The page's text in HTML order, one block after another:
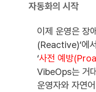
자동화의 시작
이제 운영은 장
(Reactive)’에
‘사전 예방
VibeOps는 거
운영자와 자연